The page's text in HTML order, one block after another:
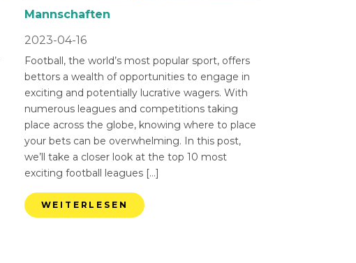
Mannschaften
2023-04-16
Football, the world’s most popular sport, offers
bettors a wealth of opportunities to engage in
exciting and potentially lucrative wagers. With
numerous leagues and competitions taking
place across the globe, knowing where to place
your bets can be overwhelming. In this post,
we’ll take a closer look at the top 10 most
exciting football leagues […]
WEITERLESEN